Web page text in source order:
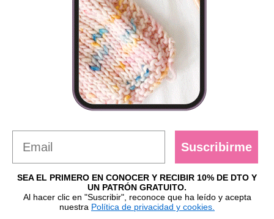
Suscribirme
SEA EL PRIMERO EN CONOCER Y RECIBIR 10% DE DTO Y
UN PATRÓN GRATUITO.
Al hacer clic en "Suscribir", reconoce que ha leído y acepta
nuestra Política de privacidad y cookies.